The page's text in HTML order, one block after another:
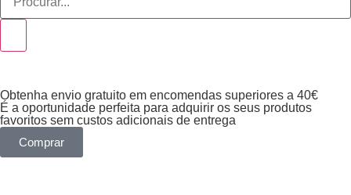
Obtenha envio gratuito em encomendas superiores a 40€
É a oportunidade perfeita para adquirir os seus produtos
favoritos sem custos adicionais de entrega
Comprar